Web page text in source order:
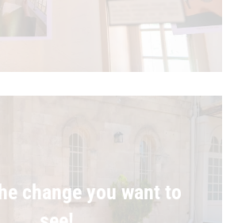
change you want to